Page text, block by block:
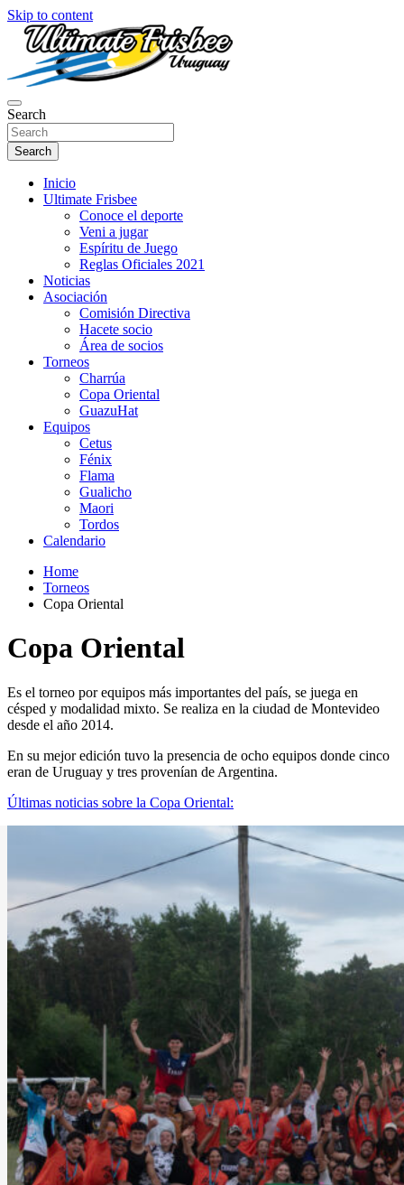
Skip to content
Ultimate Frisbee Uruguay
Página oficial de Ultimate Frisbee Uruguay! Aquí encontraras
información sobre el Ultimate y nuestras actividades en nuestro país!
Search
Search
Inicio
Ultimate Frisbee
Conoce el deporte
Veni a jugar
Espíritu de Juego
Reglas Oficiales 2021
Noticias
Asociación
Comisión Directiva
Hacete socio
Área de socios
Torneos
Charrúa
Copa Oriental
GuazuHat
Equipos
Cetus
Fénix
Flama
Gualicho
Maori
Tordos
Calendario
Home
Torneos
Copa Oriental
Copa Oriental
Es el torneo por equipos más importantes del país, se juega en
césped y modalidad mixto. Se realiza en la ciudad de Montevideo
desde el año 2014.
En su mejor edición tuvo la presencia de ocho equipos donde cinco
eran de Uruguay y tres provenían de Argentina.
Últimas noticias sobre la Copa Oriental: